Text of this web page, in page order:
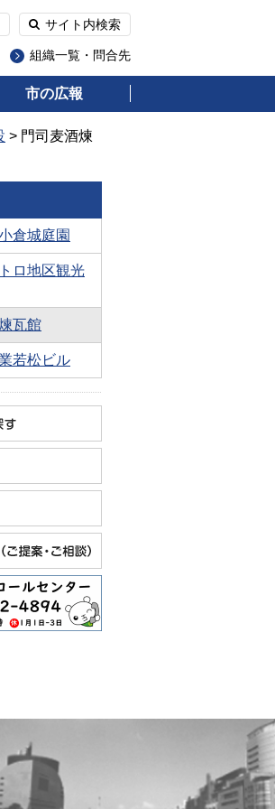
サイト内検索
組織一覧・問合先
市の広報
> 門司麦酒煉
倉城庭園
ロ地区観光
瓦館
若松ビル